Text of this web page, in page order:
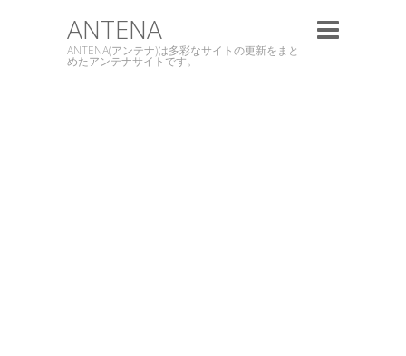
ANTENA
ANTENA(アンテナ)は多彩なサイトの更新をまと
めたアンテナサイトです。